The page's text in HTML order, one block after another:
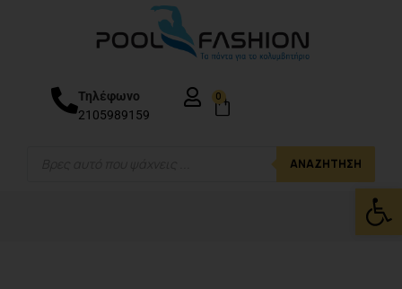
ΑΝΑΖΉΤΗΣΗ
Τηλέφωνο
2105989159
0